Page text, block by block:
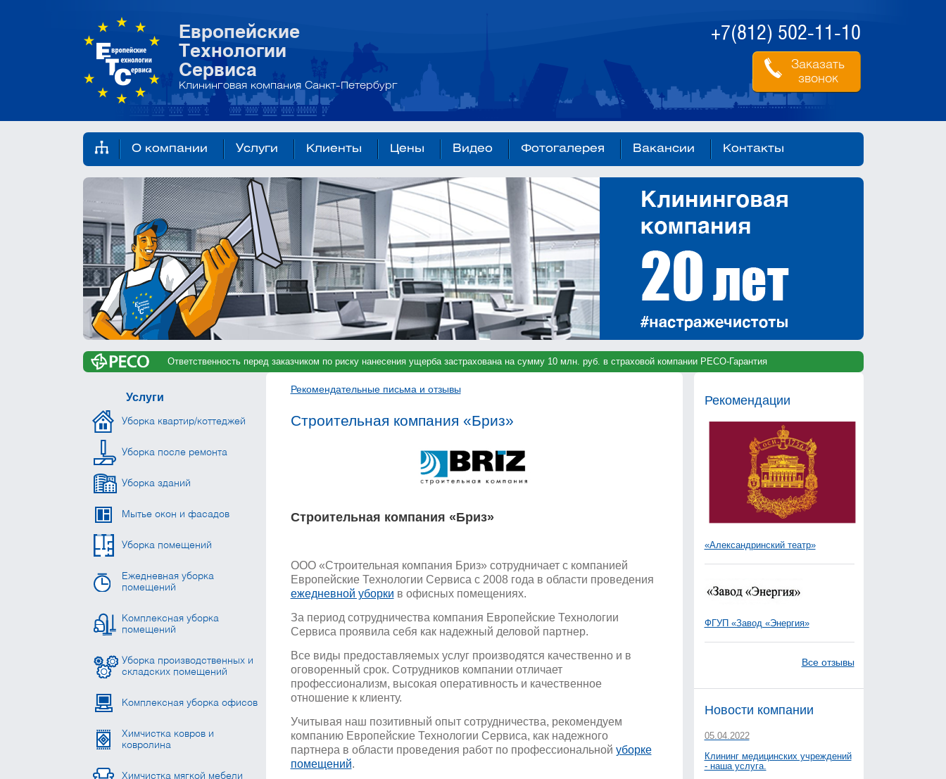
Европейские
Технологии
Сервиса
Клининговая компания Санкт-Петербург
+7(812) 502-11-10
Заказать
звонок
О компании Услуги Клиенты Цены Видео Фотогалерея Вакансии Контакты
Ответственность перед заказчиком по риску нанесения ущерба застрахована на сумму 10 млн. руб. в страховой компании РЕСО-Гарантия
Услуги
Уборка квартир/коттеджей
Уборка после ремонта
Уборка зданий
Мытье окон и фасадов
Уборка помещений
Ежедневная уборка
помещений
Комплексная уборка
помещений
Уборка производственных и
складских помещений
Комплексная уборка офисов
Химчистка ковров и
ковролина
Химчистка мягкой мебели
Рекомендательные письма и отзывы
Строительная компания «Бриз»
Строительная компания «Бриз»
ООО «Строительная компания Бриз» сотрудничает с компанией
Европейские Технологии Сервиса с 2008 года в области проведения
ежедневной уборки в офисных помещениях.
За период сотрудничества компания Европейские Технологии
Сервиса проявила себя как надежный деловой партнер.
Все виды предоставляемых услуг производятся качественно и в
оговоренный срок. Сотрудников компании отличает
профессионализм, высокая оперативность и качественное
отношение к клиенту.
Учитывая наш позитивный опыт сотрудничества, рекомендуем
компанию Европейские Технологии Сервиса, как надежного
партнера в области проведения работ по профессиональной уборке
помещений.
Рекомендации
«Александринский театр»
ФГУП «Завод «Энергия»
Все отзывы
Новости компании
05.04.2022
Клининг медицинских учреждений
- наша услуга.